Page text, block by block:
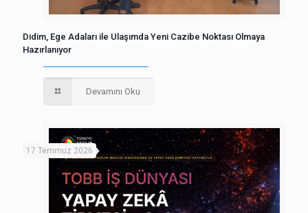
Didim, Ege Adaları ile Ulaşımda Yeni Cazibe Noktası Olmaya
Hazırlanıyor
Devamını Oku
17 Temmuz 2026